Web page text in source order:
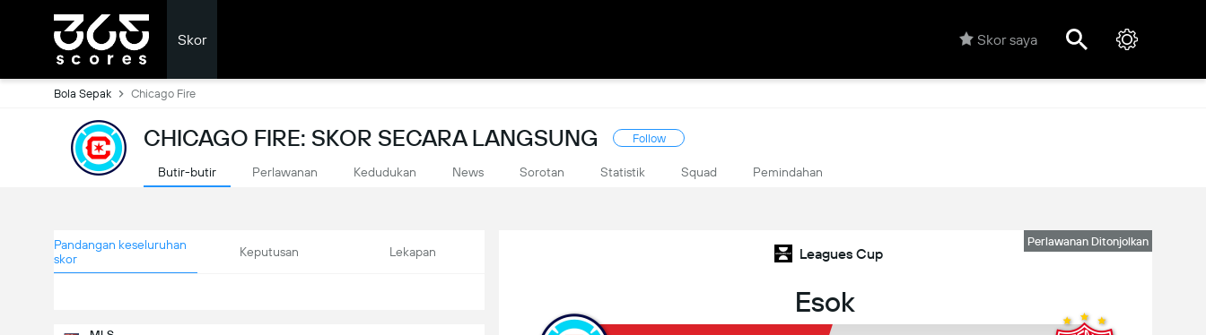
Skor Skor saya
Bola Sepak Chicago Fire
CHICAGO FIRE: SKOR SECARA LANGSUNG Follow
Butir-butir Perlawanan Kedudukan News Sorotan Statistik Squad Pemindahan
Pandangan keseluruhan
skor
Keputusan Lekapan
Perlawanan Ditonjolkan
Leagues Cup
Esok